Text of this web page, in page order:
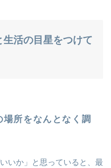
生活の目星をつけて
所をなんとなく調
いか」と思っていると、最